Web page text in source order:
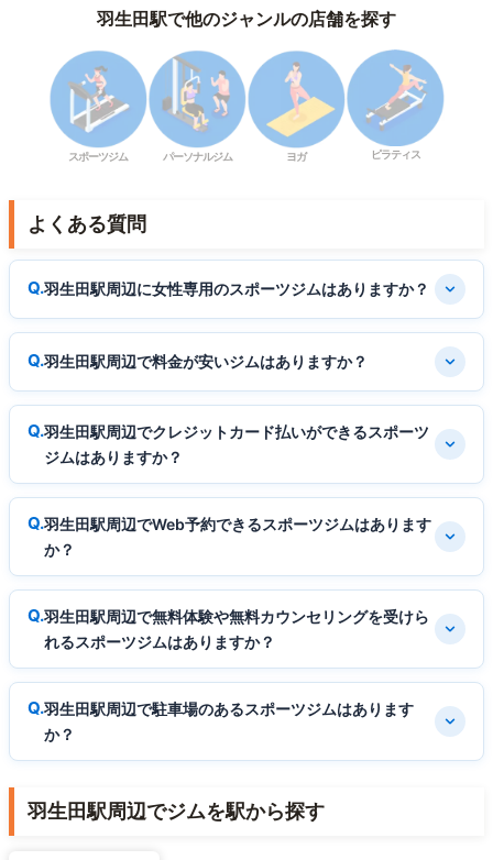
羽生田駅で他のジャンルの店舗を探す
スポーツジム パーソナルジム ヨガ ピラティス
よくある質問
羽生田駅周辺に女性専用のスポーツジムはありますか？
羽生田駅周辺で料金が安いジムはありますか？
羽生田駅周辺でクレジットカード払いができるスポーツ
ジムはありますか？
羽生田駅周辺でWeb予約できるスポーツジムはあります
か？
羽生田駅周辺で無料体験や無料カウンセリングを受けら
れるスポーツジムはありますか？
羽生田駅周辺で駐車場のあるスポーツジムはあります
か？
羽生田駅周辺でジムを駅から探す